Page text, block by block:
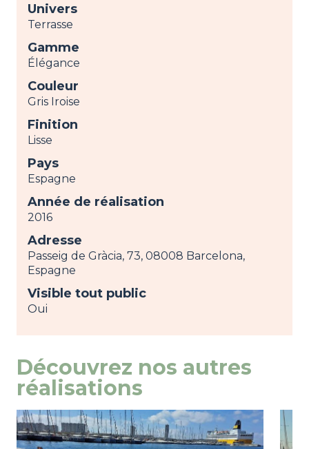
Univers
Terrasse
Gamme
Élégance
Couleur
Gris Iroise
Finition
Lisse
Pays
Espagne
Année de réalisation
2016
Adresse
Passeig de Gràcia, 73, 08008 Barcelona,
Espagne
Visible tout public
Oui
Découvrez nos autres
réalisations
Image
view view